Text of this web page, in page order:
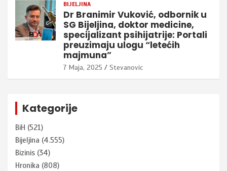
BIJELJINA
Dr Branimir Vuković, odbornik u
SG Bijeljina, doktor medicine,
specijalizant psihijatrije: Portali
preuzimaju ulogu “letećih
majmuna”
7 Maja, 2025 Stevanovic
Kategorije
BiH (521)
Bijeljina (4.555)
Bizinis (34)
Hronika (808)